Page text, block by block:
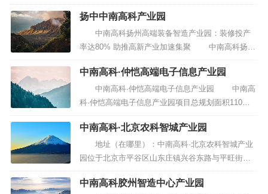
制造、新一代信息技术产业、智能制造、精密机
械、电气设备、节能环保技术等无污染优质产业，
全部园区建成后预计引入企业330家，预计实现亩均
税收20万元。将形成上下游高端产业集群，打造成
聚合生产制造、...
扬中中南高科产业园
中南高科扬州高端装备智造产业园：装修投产
率达80% 助推高新产业加速集聚 中南高科扬州
高端装备智造产业园是扬州开发区的重要产业项
目，自去年底投入运营以来，吸引了众多优质企业
入驻，装修投产率达到80%，已经成为推动区域产
业升级的重要力量。走进中南高科高端装备制造
产...
中南高科·仲恺高端电子信息产业园
中南高科·仲恺高端电子信息产业园 中南高
科·仲恺高端电子信息产业园项目总规划面积110
亩，项目总投资8亿元，预计项目建成后能容纳近50
家高新技术企业，提供约2000多个就业岗位，纳税
近7000万元。重点发展北斗、半导体、人工智能、
物联网等电子信息产业新兴领域，大...
中南高科·北京农科智城产业园
地址（在哪里）：中南高科·北京农科智城产业
园位于北京市平谷区山东庄镇兴谷东路与平旺街交
汇处附近东北 评论（怎么样，怎样，好不好，
口碑）： 营业时间(几点关门，几点开门，什么
中南高科胶州智造中心产业园